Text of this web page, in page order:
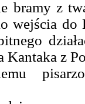
bramy z
wejścia
z